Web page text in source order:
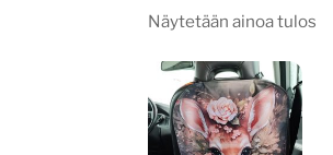
Näytetään ainoa tulos